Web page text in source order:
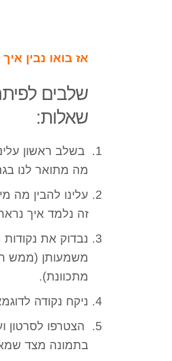
אז בואו נבין
שלבים
שאלות:
בשלב ראשון
מה מתואר לנו
זה נלמד איך
נבדוק את
משמעותן (ממש
מתכוונת).
ניקח נקודה
הצטרפו לסרטון
בתמונה מצד